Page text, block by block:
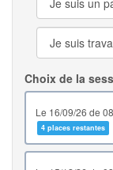
Choix de la
4 places restantes